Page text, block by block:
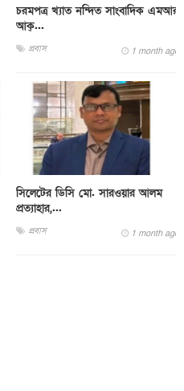
চরমপত্র খ‍্যাত নন্দিত সাংবাদিক এমআর
আক্...
প্রবাস 1 month ago
সিলেটের ডিসি মো. সারওয়ার আলম
প্রত্যাহার,...
প্রবাস 1 month ago